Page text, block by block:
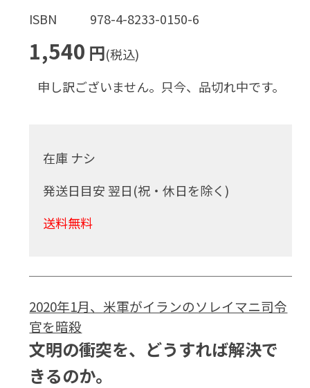
ISBN
978-4-8233-0150-6
1,540 円(税込)
申し訳ございません。只今、品切れ中です。
在庫 ナシ
発送日目安 翌日(祝・休日を除く)
送料無料
2020年1月、米軍がイランのソレイマニ司令
官を暗殺
文明の衝突を、どうすれば解決で
きるのか。